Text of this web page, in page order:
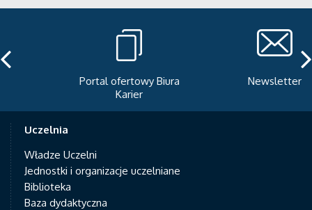
Portal ofertowy Biura
Newsletter
Uczelnia
Władze Uczelni
Jednostki i organizacje uczelniane
Biblioteka
Baza dydaktyczna